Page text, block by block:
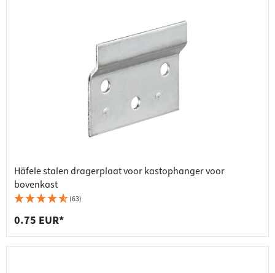
Häfele stalen dragerplaat voor kastophanger voor
bovenkast
(63)
0.75 EUR*